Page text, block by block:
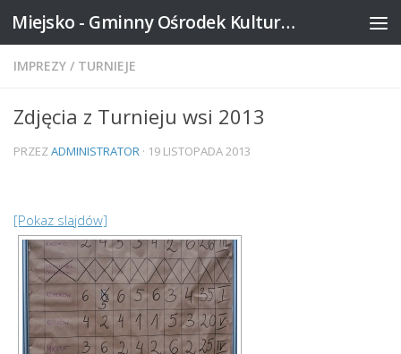
Skip to content Miejsko - Gminny Ośrodek Kultury w Mikstacie
IMPREZY / TURNIEJE
Zdjęcia z Turnieju wsi 2013
PRZEZADMINISTRATOR · 19 LISTOPADA 2013
[Pokaz slajdów]